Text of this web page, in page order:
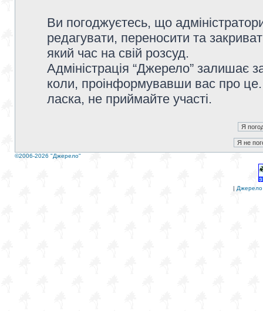
Ви погоджуєтесь, що
редагувати, переносити та
який час на свій розсуд.
Адміністрація “Джерело” залишає
коли, проінформувавши вас про
ласка, не приймайте участі.
©2006-2026 "Джерело"
| Джерело